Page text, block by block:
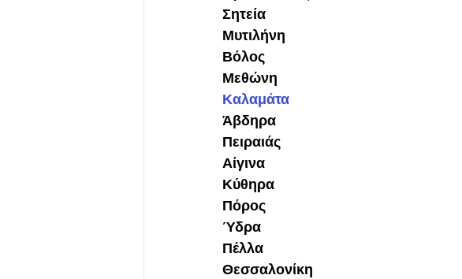
Σητεία
Μυτιλήνη
Βόλος
Μεθώνη
Καλαμάτα
Άβδηρα
Πειραιάς
Αίγινα
Κύθηρα
Πόρος
Ύδρα
Πέλλα
Θεσσαλονίκη